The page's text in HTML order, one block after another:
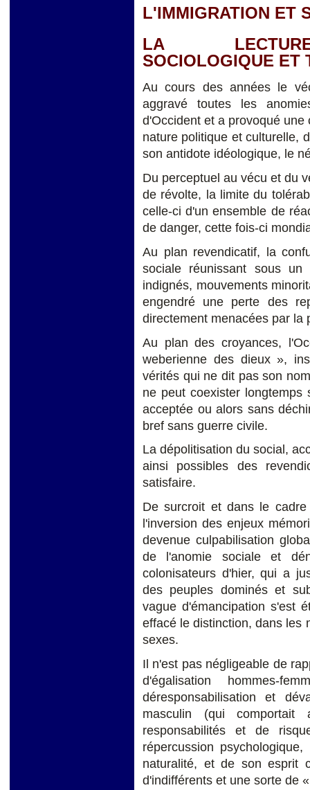
L'IMMIGRATION ET
LA LECTURE
SOCIOLOGIQUE ET
Au cours des années le
aggravé toutes les
d'Occident et a provoqué
nature politique et culturelle,
son antidote idéologique, le
Du perceptuel au vécu et du
de révolte, la limite du
celle-ci d'un ensemble de
de danger, cette fois-ci
Au plan revendicatif, la
sociale réunissant sous un
indignés, mouvements
engendré une perte des
directement menacées par la
Au plan des croyances,
weberienne des dieux »,
vérités qui ne dit pas son
ne peut coexister longtemps
acceptée ou alors sans
bref sans guerre civile.
La dépolitisation du social,
ainsi possibles des
satisfaire.
De surcroit et dans le cadre
l'inversion des enjeux
devenue culpabilisation
de l'anomie sociale et
colonisateurs d'hier, qui a
des peuples dominés et
vague d'émancipation s'est
effacé le distinction, dans les
sexes.
Il n'est pas négligeable de
d'égalisation hommes-
déresponsabilisation et
masculin (qui comportait
responsabilités et de
répercussion
naturalité, et de son esprit
d'indifférents et une sorte de